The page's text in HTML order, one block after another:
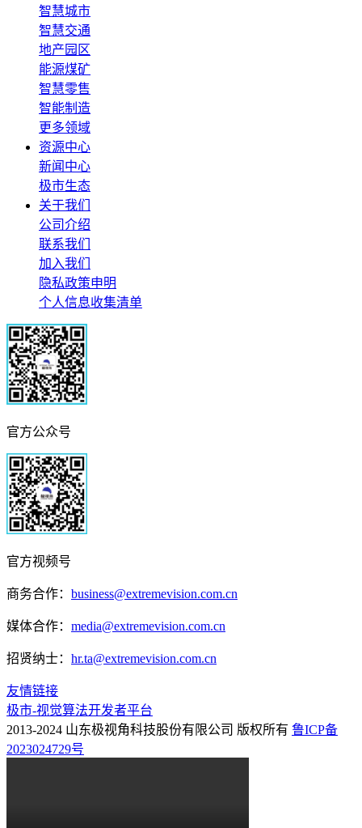
智慧城市
智慧交通
地产园区
能源煤矿
智慧零售
智能制造
更多领域
资源中心
新闻中心
极市生态
关于我们
公司介绍
联系我们
加入我们
隐私政策申明
个人信息收集清单
官方公众号
官方视频号
商务合作： business@extremevision.com.cn
媒体合作： media@extremevision.com.cn
招贤纳士： hr.ta@extremevision.com.cn
友情链接
极市-视觉算法开发者平台
2013-2024 山东极视角科技股份有限公司 版权所有 鲁ICP备
2023024729号